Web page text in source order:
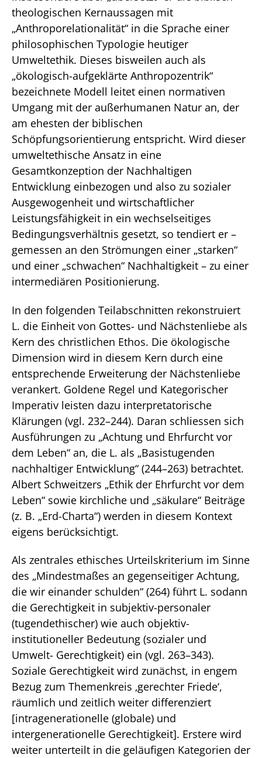
theologischen Kernaussagen mit
„Anthroporelationalität“ in die Sprache einer
philosophischen Typologie heutiger
Umweltethik. Dieses bisweilen auch als
„ökologisch-aufgeklärte Anthropozentrik“
bezeichnete Modell leitet einen normativen
Umgang mit der außerhumanen Natur an, der
am ehesten der biblischen
Schöpfungsorientierung entspricht. Wird dieser
umweltethische Ansatz in eine
Gesamtkonzeption der Nachhaltigen
Entwicklung einbezogen und also zu sozialer
Ausgewogenheit und wirtschaftlicher
Leistungsfähigkeit in ein wechselseitiges
Bedingungsverhältnis gesetzt, so tendiert er –
gemessen an den Strömungen einer „starken“
und einer „schwachen“ Nachhaltigkeit – zu einer
intermediären Positionierung.
In den folgenden Teilabschnitten rekonstruiert
L. die Einheit von Gottes- und Nächstenliebe als
Kern des christlichen Ethos. Die ökologische
Dimension wird in diesem Kern durch eine
entsprechende Erweiterung der Nächstenliebe
verankert. Goldene Regel und Kategorischer
Imperativ leisten dazu interpretatorische
Klärungen (vgl. 232–244). Daran schliessen sich
Ausführungen zu „Achtung und Ehrfurcht vor
dem Leben“ an, die L. als „Basistugenden
nachhaltiger Entwicklung“ (244–263) betrachtet.
Albert Schweitzers „Ethik der Ehrfurcht vor dem
Leben“ sowie kirchliche und „säkulare“ Beiträge
(z. B. „Erd-Charta“) werden in diesem Kontext
eigens berücksichtigt.
Als zentrales ethisches Urteilskriterium im Sinne
des „Mindestmaßes an gegenseitiger Achtung,
die wir einander schulden“ (264) führt L. sodann
die Gerechtigkeit in subjektiv-personaler
(tugendethischer) wie auch objektiv-
institutioneller Bedeutung (sozialer und
Umwelt- Gerechtigkeit) ein (vgl. 263–343).
Soziale Gerechtigkeit wird zunächst, in engem
Bezug zum Themenkreis ‚gerechter Friede‘,
räumlich und zeitlich weiter differenziert
[intragenerationelle (globale) und
intergenerationelle Gerechtigkeit]. Erstere wird
weiter unterteilt in die geläufigen Kategorien der